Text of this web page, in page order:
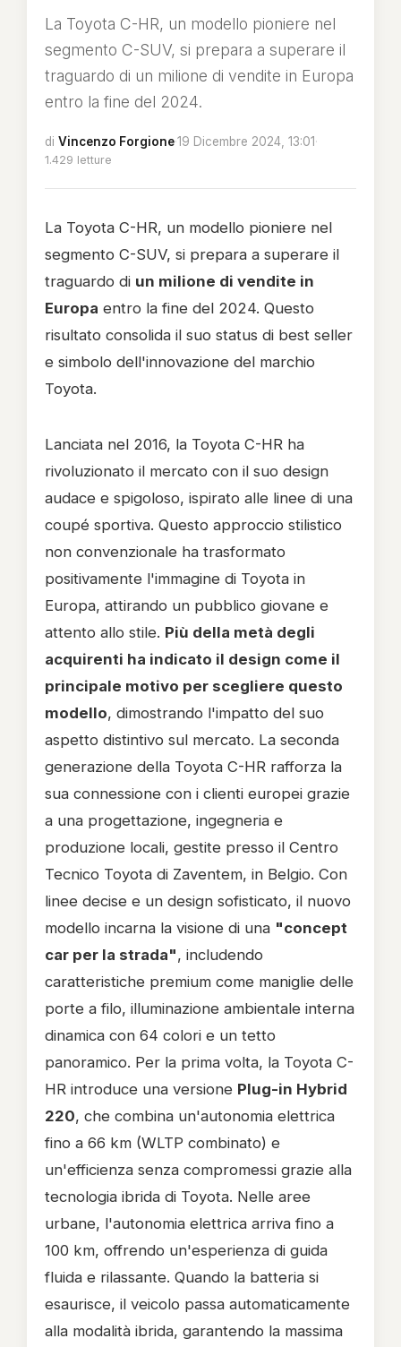
La Toyota C-HR, un modello pioniere nel
segmento C-SUV, si prepara a superare il
traguardo di un milione di vendite in Europa
entro la fine del 2024.
di Vincenzo Forgione·19 Dicembre 2024, 13:01·
1.429 letture
La Toyota C-HR, un modello pioniere nel
segmento C-SUV, si prepara a superare il
traguardo di un milione di vendite in
Europa entro la fine del 2024. Questo
risultato consolida il suo status di best seller
e simbolo dell'innovazione del marchio
Toyota.
Lanciata nel 2016, la Toyota C-HR ha
rivoluzionato il mercato con il suo design
audace e spigoloso, ispirato alle linee di una
coupé sportiva. Questo approccio stilistico
non convenzionale ha trasformato
positivamente l'immagine di Toyota in
Europa, attirando un pubblico giovane e
attento allo stile. Più della metà degli
acquirenti ha indicato il design come il
principale motivo per scegliere questo
modello, dimostrando l'impatto del suo
aspetto distintivo sul mercato. La seconda
generazione della Toyota C-HR rafforza la
sua connessione con i clienti europei grazie
a una progettazione, ingegneria e
produzione locali, gestite presso il Centro
Tecnico Toyota di Zaventem, in Belgio. Con
linee decise e un design sofisticato, il nuovo
modello incarna la visione di una "concept
car per la strada", includendo
caratteristiche premium come maniglie delle
porte a filo, illuminazione ambientale interna
dinamica con 64 colori e un tetto
panoramico. Per la prima volta, la Toyota C-
HR introduce una versione Plug-in Hybrid
220, che combina un'autonomia elettrica
fino a 66 km (WLTP combinato) e
un'efficienza senza compromessi grazie alla
tecnologia ibrida di Toyota. Nelle aree
urbane, l'autonomia elettrica arriva fino a
100 km, offrendo un'esperienza di guida
fluida e rilassante. Quando la batteria si
esaurisce, il veicolo passa automaticamente
alla modalità ibrida, garantendo la massima